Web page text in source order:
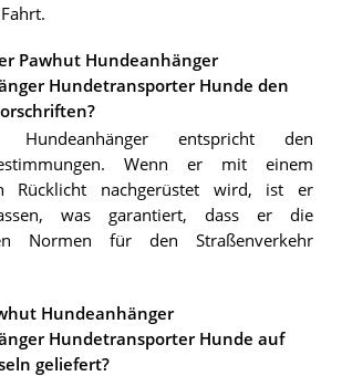
Pawhut Hundeanhänger
Hundetransporter Hunde den
Hundeanhänger entspricht den
Wenn er mit einem
Rücklicht nachgerüstet wird, ist er
was garantiert, dass er die
Normen für den Straßenverkehr
Hundeanhänger
Hundetransporter Hunde auf
geliefert?